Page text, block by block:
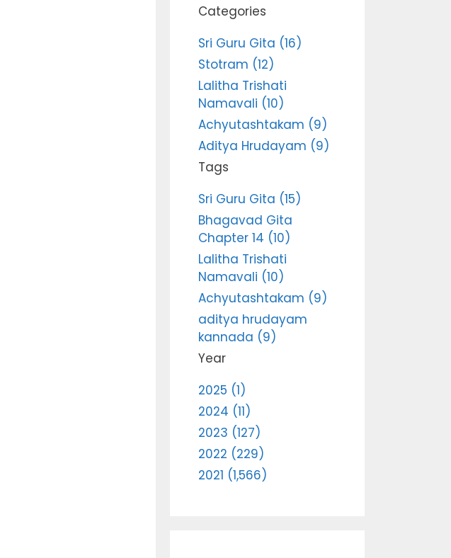
Categories
Sri Guru Gita (16)
Stotram (12)
Lalitha Trishati
Namavali (10)
Achyutashtakam (9)
Aditya Hrudayam (9)
Tags
Sri Guru Gita (15)
Bhagavad Gita
Chapter 14 (10)
Lalitha Trishati
Namavali (10)
Achyutashtakam (9)
aditya hrudayam
kannada (9)
Year
2025 (1)
2024 (11)
2023 (127)
2022 (229)
2021 (1,566)